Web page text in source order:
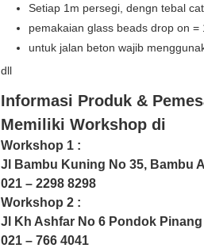
Setiap 1m persegi, dengn tebal
pemakaian glass beads drop on
untuk jalan beton wajib
dll
Informasi Produk &
Memiliki Workshop di
Workshop 1 :
Jl Bambu Kuning No 35, Bambu
021 – 2298 8298
Workshop 2 :
Jl Kh Ashfar No 6 Pondok Pinang
021 – 766 4041